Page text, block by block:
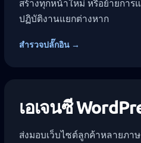
สร้างทุกหน้าใหม่ หรือย้ายกา
ปฏิบัติงานแยกต่างหาก
สำรวจปลั๊กอิน →
เอเจนซี
ส่งมอบเว็บไซต์ลูกค้าหลายภา